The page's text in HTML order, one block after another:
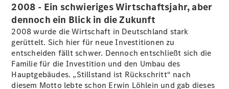
Pannen- &
Schadenhilfe
Reparatur &
Werkstatt
Rückrufe &
Umrüstungen
Warnung: Betrug
beim
2008 - Ein schwieriges Wirtschaftsjahr, aber
dennoch ein Blick in die Zukunft
2008 wurde die Wirtschaft in Deutschland stark
gerüttelt. Sich hier für neue Investitionen zu
entscheiden fällt schwer. Dennoch entschließt sich die
Familie für die Investition und den Umbau des
Hauptgebäudes. „Stillstand ist Rückschritt“ nach
diesem Motto lebte schon Erwin Löhlein und gab dieses